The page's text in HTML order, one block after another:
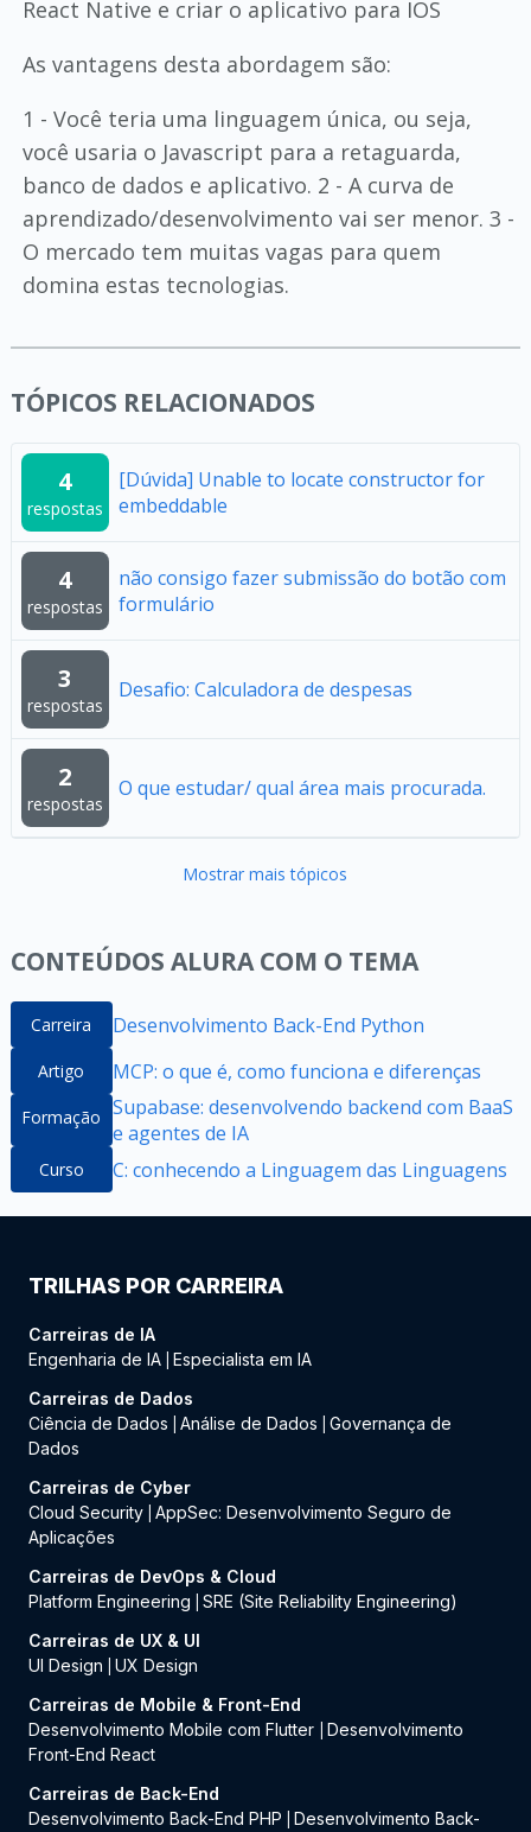
React Native e criar o aplicativo para IOS
As vantagens desta abordagem são:
1 - Você teria uma linguagem única, ou seja,
você usaria o Javascript para a retaguarda,
banco de dados e aplicativo. 2 - A curva de
aprendizado/desenvolvimento vai ser menor. 3 -
O mercado tem muitas vagas para quem
domina estas tecnologias.
TÓPICOS RELACIONADOS
4
respostas
[Dúvida] Unable to locate constructor for
embeddable
4
respostas
não consigo fazer submissão do botão com
formulário
3
respostas
Desafio: Calculadora de despesas
2
respostas
O que estudar/ qual área mais procurada.
Mostrar mais tópicos
CONTEÚDOS ALURA COM O TEMA
Carreira Desenvolvimento Back-End Python
Artigo MCP: o que é, como funciona e diferenças
Formação Supabase: desenvolvendo backend com BaaS
e agentes de IA
Curso C: conhecendo a Linguagem das Linguagens
TRILHAS POR CARREIRA
Carreiras de IA
Engenharia de IA Especialista em IA
Carreiras de Dados
Ciência de Dados
Análise de Dados
Governança de
Dados
Carreiras de Cyber
Cloud Security AppSec: Desenvolvimento Seguro de
Aplicações
Carreiras de DevOps & Cloud
Platform Engineering
SRE (Site Reliability Engineering)
Carreiras de UX & UI
UI Design
UX Design
Carreiras de Mobile & Front-End
Desenvolvimento Mobile com Flutter
Desenvolvimento
Front-End React
Carreiras de Back-End
Desenvolvimento Back-End PHP
Desenvolvimento Back-